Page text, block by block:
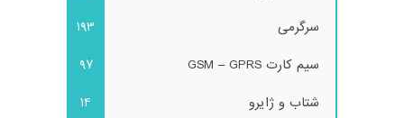
سرگرمی
193
سیم کارت GSM – GPRS
97
شتاب و ژایرو
14